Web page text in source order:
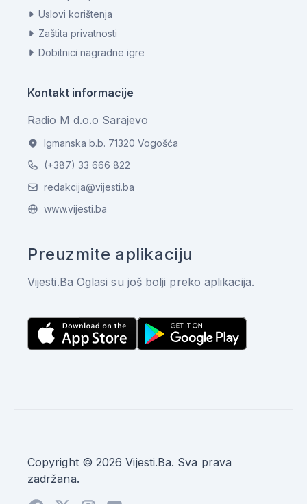
Uslovi korištenja
Zaštita privatnosti
Dobitnici nagradne igre
Kontakt informacije
Radio M d.o.o Sarajevo
Igmanska b.b. 71320 Vogošća
(+387) 33 666 822
redakcija@vijesti.ba
www.vijesti.ba
Preuzmite aplikaciju
Vijesti.Ba Oglasi su još bolji preko aplikacija.
Copyright © 2026 Vijesti.Ba. Sva prava
zadržana.